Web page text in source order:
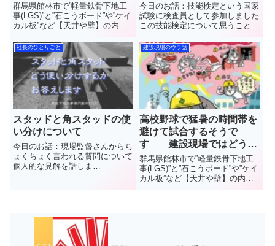
群馬県館林市で”軽量鉄骨下地工
事(LGS)”と”石こうボード”や”ケイ
カル板”など【天井や壁】の内装
装の中島と申しますちょっと前に
紹介した軽量鉄骨壁下地のひとつ
である”高壁工法”従来の軽量鉄骨
下地とどう違うの...
今日のお話：技能検定という国家
試験に検査員として参加しました
この技能検定について思うことを
市で”軽量鉄骨下地工事
(LGS)”と”石こうボード”や”ケイカ
ル板”など【天井や壁】の内装工
事を施工しています(株)中島...
社長のひとりごと
スタッドと角スタッドの使
い分けについて
今日のお話：現場監督さんからち
ょくちょく言われる質問について
個人的な見解を話しま
建設現場のウラ話
高校野球で猛暑の時間帯を
避けて試合するそうで
す 建設現場ではどうな
んでしょうね
群馬県館林市で”軽量鉄骨下地工
事(LGS)”と”石こうボード”や”ケイ
カル板”など【天井や壁】の内装